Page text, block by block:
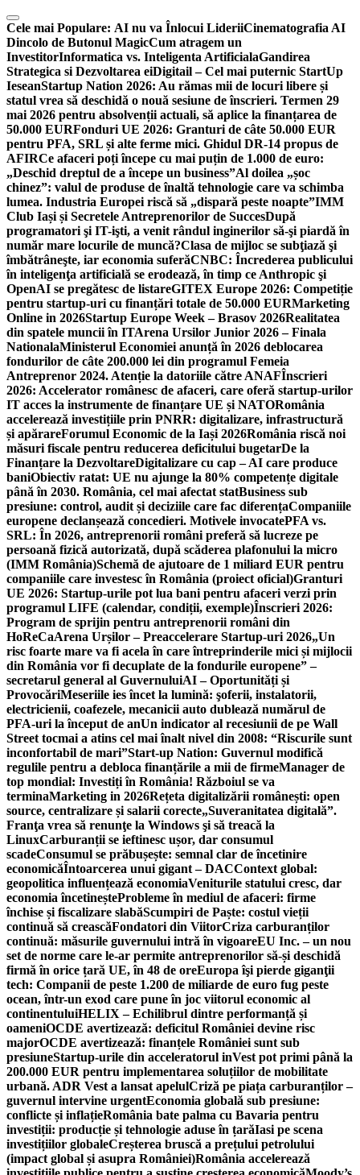
Skip
to
content
Cele mai Populare: AI nu va Înlocui LideriiCinematografia AI
Dincolo de Butonul MagicCum atragem un
InvestitorInformatica vs. Inteligenta ArtificialaGandirea
Strategica si Dezvoltarea eiDigitail – Cel mai puternic StartUp
IeseanStartup Nation 2026: Au rămas mii de locuri libere și
statul vrea să deschidă o nouă sesiune de înscrieri. Termen 29
mai 2026 pentru absolvenții actuali, să aplice la finanțarea de
50.000 EURFonduri UE 2026: Granturi de câte 50.000 EUR
pentru PFA, SRL și alte ferme mici. Ghidul DR-14 propus de
AFIRCe afaceri poți începe cu mai puțin de 1.000 de euro:
„Deschid dreptul de a începe un business”Al doilea „șoc
chinez”: valul de produse de înaltă tehnologie care va schimba
lumea. Industria Europei riscă să „dispară peste noapte”IMM
Club Iași și Secretele Antreprenorilor de SuccesDupă
programatori şi IT-işti, a venit rândul inginerilor să-şi piardă în
număr mare locurile de muncă?Clasa de mijloc se subţiază şi
îmbătrâneşte, iar economia suferăCNBC: Încrederea publicului
în inteligenţa artificială se erodează, în timp ce Anthropic şi
OpenAI se pregătesc de listareGITEX Europe 2026: Competiție
pentru startup-uri cu finanțări totale de 50.000 EURMarketing
Online in 2026Startup Europe Week – Brasov 2026Realitatea
din spatele muncii în ITArena Ursilor Junior 2026 – Finala
NationalaMinisterul Economiei anunță în 2026 deblocarea
fondurilor de câte 200.000 lei din programul Femeia
Antreprenor 2024. Atenție la datoriile către ANAFÎnscrieri
2026: Accelerator românesc de afaceri, care oferă startup-urilor
IT acces la instrumente de finanțare UE și NATORomânia
accelerează investițiile prin PNRR: digitalizare, infrastructură
și apărareForumul Economic de la Iași 2026România riscă noi
măsuri fiscale pentru reducerea deficitului bugetarDe la
Finanțare la DezvoltareDigitalizare cu cap – AI care produce
baniObiectiv ratat: UE nu ajunge la 80% competențe digitale
până în 2030. România, cel mai afectat statBusiness sub
presiune: control, audit și deciziile care fac diferențaCompaniile
europene declanșează concedieri. Motivele invocatePFA vs.
SRL: În 2026, antreprenorii români preferă să lucreze pe
persoană fizică autorizată, după scăderea plafonului la micro
(IMM România)Schemă de ajutoare de 1 miliard EUR pentru
companiile care investesc în România (proiect oficial)Granturi
UE 2026: Startup-urile pot lua bani pentru afaceri verzi prin
programul LIFE (calendar, condiții, exemple)Înscrieri 2026:
Program de sprijin pentru antreprenorii români din
HoReCaArena Urșilor – Preaccelerare Startup-uri 2026„Un
risc foarte mare va fi acela în care întreprinderile mici și mijlocii
din România vor fi decuplate de la fondurile europene” –
secretarul general al GuvernuluiAI – Oportunități și
ProvocăriMeseriile ies încet la lumină: şoferii, instalatorii,
electricienii, coafezele, mecanicii auto dublează numărul de
PFA-uri la început de anUn indicator al recesiunii de pe Wall
Street tocmai a atins cel mai înalt nivel din 2008: “Riscurile sunt
inconfortabil de mari”Start-up Nation: Guvernul modifică
regulile pentru a debloca finanțările a mii de firmeManager de
top mondial: Investiți în România! Războiul se va
terminaMarketing in 2026Rețeta digitalizării românești: open
source, centralizare și salarii corecte„Suveranitatea digitală”.
Franţa vrea să renunţe la Windows şi să treacă la
LinuxCarburanții se ieftinesc ușor, dar consumul
scadeConsumul se prăbușește: semnal clar de încetinire
economicăÎntoarcerea unui gigant – DACContext global:
geopolitica influențează economiaVeniturile statului cresc, dar
economia încetineșteProbleme în mediul de afaceri: firme
închise și fiscalizare slabăScumpiri de Paște: costul vieții
continuă să creascăFondatori din ViitorCriza carburanților
continuă: măsurile guvernului intră în vigoareEU Inc. – un nou
set de norme care le-ar permite antreprenorilor să-și deschidă
firmă în orice țară UE, în 48 de oreEuropa îşi pierde giganţii
tech: Companii de peste 1.200 de miliarde de euro fug peste
ocean, într-un exod care pune în joc viitorul economic al
continentuluiHELIX – Echilibrul dintre performanță și
oameniOCDE avertizează: deficitul României devine risc
majorOCDE avertizează: finanțele României sunt sub
presiuneStartup-urile din acceleratorul inVest pot primi până la
200.000 EUR pentru implementarea soluțiilor de mobilitate
urbană. ADR Vest a lansat apelulCriză pe piața carburanților –
guvernul intervine urgentEconomia globală sub presiune:
conflicte și inflațieRomânia bate palma cu Bavaria pentru
investiții: producție și tehnologie aduse în țarăIasi pe scena
investițiilor globaleCreșterea bruscă a prețului petrolului
(impact global și asupra României)România accelerează